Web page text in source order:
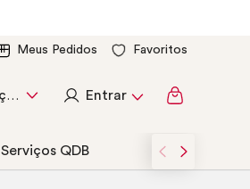
Meus Pedidos Favoritos
Informar localização Entrar
Serviços QDB